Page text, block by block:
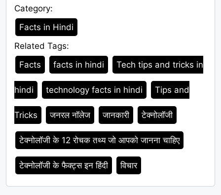
Category:
Category
Facts in Hindi
Related Tags:
Tags
Facts facts in hindi Tech tips and tricks in
hindi technology facts in hindi Tips and
Tricks जनरल नॉलेज जानकारी टेक्नोलॉजी
टेक्नोलॉजी के 12 रोचक तथ्य जो आपको जानना चाहिए
टेक्नोलॉजी के फैक्ट्स इन हिंदी विचार